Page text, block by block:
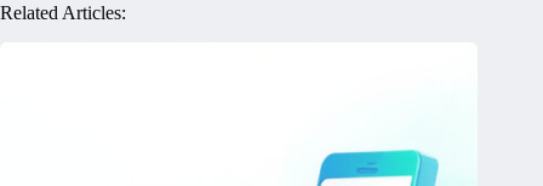
Related Articles: